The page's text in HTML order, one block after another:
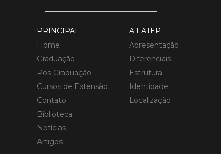
PRINCIPAL
Home
Graduação
Pós-Graduação
Cursos de Extensão
Contato
Biblioteca
Notícias
Artigos
A FATEP
Apresentação
Diferenciais
Estrutura
Identidade
Localização